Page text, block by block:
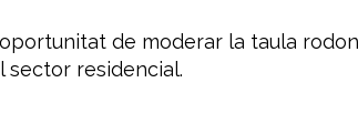
de moderar la taula
sector residencial.